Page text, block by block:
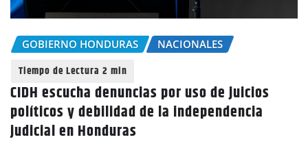
GOBIERNO HONDURAS NACIONALES
CIDH escucha denuncias por uso de juicios
políticos y debilidad de la independencia
judicial en Honduras